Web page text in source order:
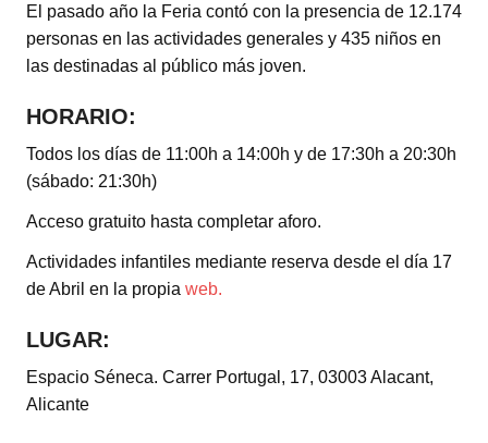
El pasado año la Feria contó con la presencia de 12.174
personas en las actividades generales y 435 niños en
las destinadas al público más joven.
HORARIO:
Todos los días de 11:00h a 14:00h y de 17:30h a 20:30h
(sábado: 21:30h)
Acceso gratuito hasta completar aforo.
Actividades infantiles mediante reserva desde el día 17
de Abril en la propia web.
LUGAR:
Espacio Séneca. Carrer Portugal, 17, 03003 Alacant,
Alicante